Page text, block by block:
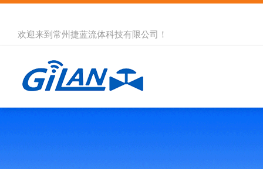
欢迎来到 常州捷蓝流体科技有限公司 ！